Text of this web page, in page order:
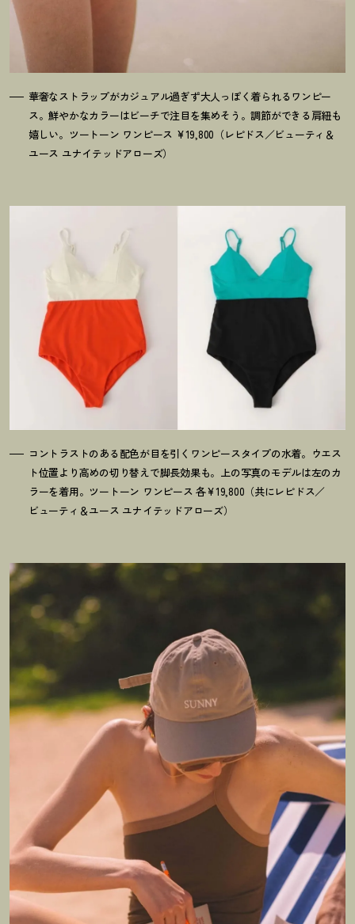
華奢なストラップがカジュアル過ぎず大人っぽく着られるワンピー
ス。鮮やかなカラーはビーチで注目を集めそう。調節ができる肩紐も
嬉しい。ツートーン ワンピース ¥19,800（レピドス／ビューティ＆
ユース ユナイテッドアローズ）
コントラストのある配色が目を引くワンピースタイプの水着。ウエス
ト位置より高めの切り替えで脚長効果も。上の写真のモデルは左のカ
ラーを着用。ツートーン ワンピース 各¥19,800（共にレピドス／
ビューティ＆ユース ユナイテッドアローズ）